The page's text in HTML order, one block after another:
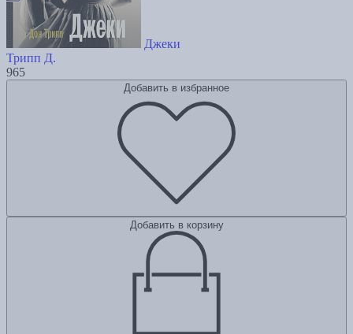
Джеки
Трипп Д.
965
Добавить в избранное
Добавить в корзину